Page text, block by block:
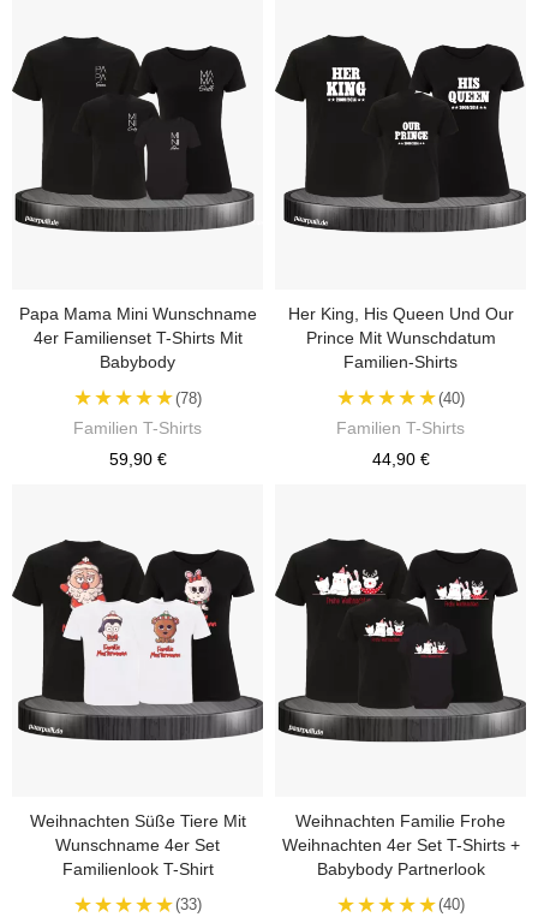
Papa Mama Mini Wunschname
4er Familienset T-Shirts Mit
Babybody
★★★★★(78)
Familien T-Shirts
59,90 €
Her King, His Queen Und Our
Prince Mit Wunschdatum
Familien-Shirts
★★★★★(40)
Familien T-Shirts
44,90 €
Weihnachten Süße Tiere Mit
Wunschname 4er Set
Familienlook T-Shirt
★★★★★(33)
Weihnachten Familie Frohe
Weihnachten 4er Set T-Shirts +
Babybody Partnerlook
★★★★★(40)